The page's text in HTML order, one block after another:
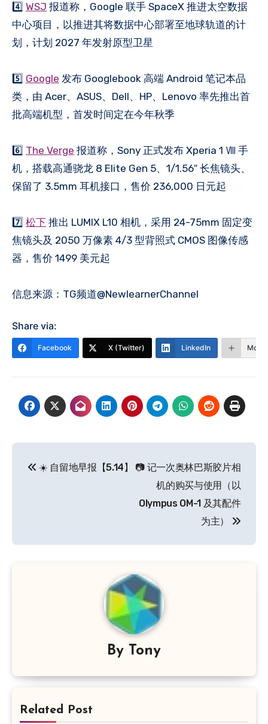
4️⃣ WSJ 报道称，Google 联手 SpaceX 推进太空数据
中心项目，以推进其将数据中心部署至地球轨道的计
划，计划 2027 年发射原型卫星
5️⃣ Google 发布 Googlebook 高端 Android 笔记本品
类，由 Acer、ASUS、Dell、HP、Lenovo 率先推出首
批高端机型，首发时间定在今年秋季
6️⃣ The Verge 报道称，Sony 正式发布 Xperia 1 Ⅷ 手
机，搭载高通骁龙 8 Elite Gen 5、1/1.56″ 长焦镜头、
保留了 3.5mm 耳机接口，售价 236,000 日元起
7️⃣ 松下 推出 LUMIX L10 相机，采用 24-75mm 固定变
焦镜头及 2050 万像素 4/3 型背照式 CMOS 图像传感
器，售价 1499 美元起
信息来源：TG频道@NewlearnerChannel
Share via:
Facebook X (Twitter) LinkedIn More
☀️ 自留地早报【5.14】
📷 记一次奥林巴斯胶片相
机的购买与使用（以
Olympus OM-1 及其配件
为主）
By Tony
Related Post